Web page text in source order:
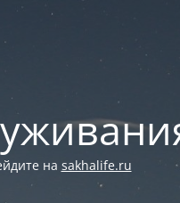
на sakhalife.ru